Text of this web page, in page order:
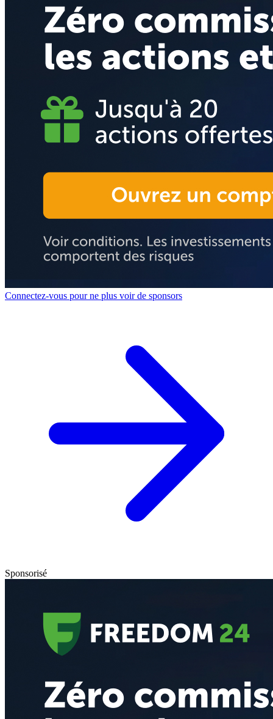
Connectez-vous pour ne plus voir de sponsors
Sponsorisé